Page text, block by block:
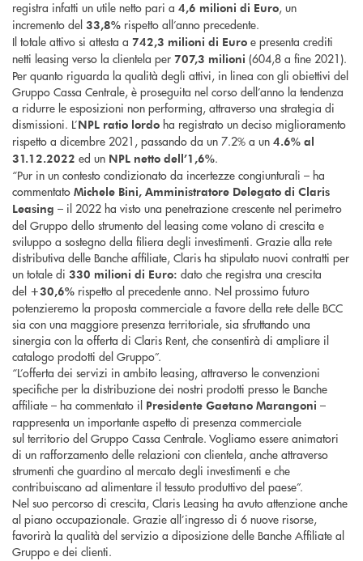
registra infatti un utile netto pari a 4,6 milioni di Euro, un
incremento del 33,8% rispetto all’anno precedente.
Il totale attivo si attesta a 742,3 milioni di Euro e presenta crediti
netti leasing verso la clientela per 707,3 milioni (604,8 a fine 2021).
Per quanto riguarda la qualità degli attivi, in linea con gli obiettivi del
Gruppo Cassa Centrale, è proseguita nel corso dell’anno la tendenza
a ridurre le esposizioni non performing, attraverso una strategia di
dismissioni. L’NPL ratio lordo ha registrato un deciso miglioramento
rispetto a dicembre 2021, passando da un 7.2% a un 4.6% al
31.12.2022 ed un NPL netto dell’1,6%.
“Pur in un contesto condizionato da incertezze congiunturali – ha
commentato Michele Bini, Amministratore Delegato di Claris
Leasing – il 2022 ha visto una penetrazione crescente nel perimetro
del Gruppo dello strumento del leasing come volano di crescita e
sviluppo a sostegno della filiera degli investimenti. Grazie alla rete
distributiva delle Banche affiliate, Claris ha stipulato nuovi contratti per
un totale di 330 milioni di Euro: dato che registra una crescita
del +30,6% rispetto al precedente anno. Nel prossimo futuro
potenzieremo la proposta commerciale a favore della rete delle BCC
sia con una maggiore presenza territoriale, sia sfruttando una
sinergia con la offerta di Claris Rent, che consentirà di ampliare il
catalogo prodotti del Gruppo”.
“L’offerta dei servizi in ambito leasing, attraverso le convenzioni
specifiche per la distribuzione dei nostri prodotti presso le Banche
affiliate – ha commentato il Presidente Gaetano Marangoni –
rappresenta un importante aspetto di presenza commerciale
sul territorio del Gruppo Cassa Centrale. Vogliamo essere animatori
di un rafforzamento delle relazioni con clientela, anche attraverso
strumenti che guardino al mercato degli investimenti e che
contribuiscano ad alimentare il tessuto produttivo del paese”.
Nel suo percorso di crescita, Claris Leasing ha avuto attenzione anche
al piano occupazionale. Grazie all’ingresso di 6 nuove risorse,
favorirà la qualità del servizio a diposizione delle Banche Affiliate al
Gruppo e dei clienti.